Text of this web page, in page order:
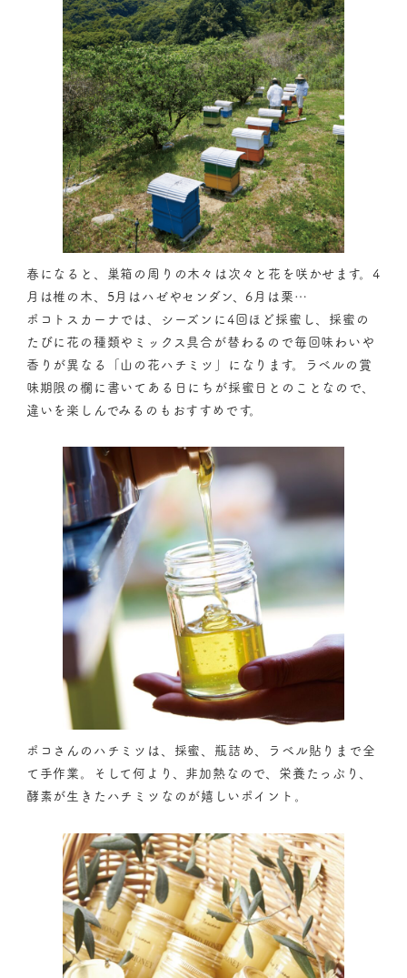
春になると、巣箱の周りの木々は次々と花を咲かせます。4
月は椎の木、5月はハゼやセンダン、6月は栗…
ポコトスカーナでは、シーズンに4回ほど採蜜し、採蜜の
たびに花の種類やミックス具合が替わるので毎回味わいや
香りが異なる「山の花ハチミツ」になります。ラベルの賞
味期限の欄に書いてある日にちが採蜜日とのことなので、
違いを楽しんでみるのもおすすめです。
ポコさんのハチミツは、採蜜、瓶詰め、ラベル貼りまで全
て手作業。そして何より、非加熱なので、栄養たっぷり、
酵素が生きたハチミツなのが嬉しいポイント。